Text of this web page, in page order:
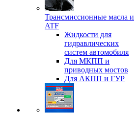
Трансмиссионные масла и
ATF
Жидкости для
гидравлических
систем автомобиля
Для МКПП и
приводных мостов
Для АКПП и ГУР